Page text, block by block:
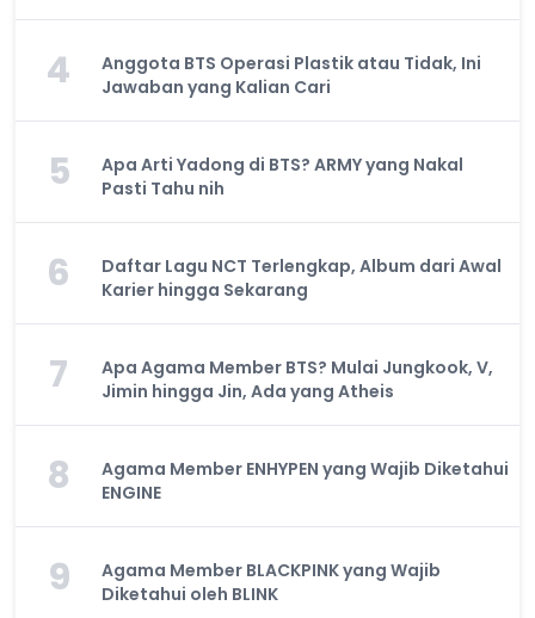
4
Anggota BTS Operasi Plastik atau Tidak, Ini
Jawaban yang Kalian Cari
5
Apa Arti Yadong di BTS? ARMY yang Nakal
Pasti Tahu nih
6
Daftar Lagu NCT Terlengkap, Album dari Awal
Karier hingga Sekarang
7
Apa Agama Member BTS? Mulai Jungkook, V,
Jimin hingga Jin, Ada yang Atheis
8
Agama Member ENHYPEN yang Wajib Diketahui
ENGINE
9
Agama Member BLACKPINK yang Wajib
Diketahui oleh BLINK